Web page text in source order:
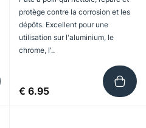
protège contre la corrosion et les
dépôts. Excellent pour une
utilisation sur l'aluminium, le
chrome, l'..
€ 6.95